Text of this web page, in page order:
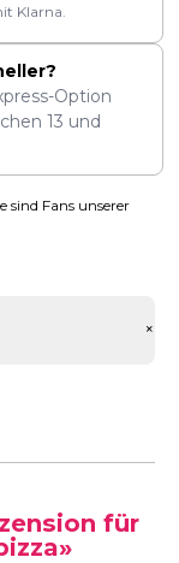
Klarna.
Option
13 und
sind Fans unserer
+
für